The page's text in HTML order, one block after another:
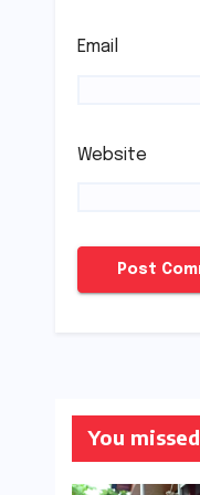
Email
Website
You missed